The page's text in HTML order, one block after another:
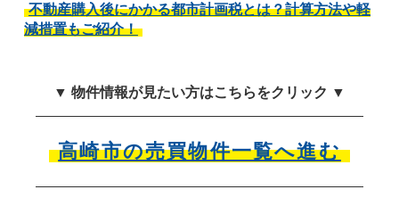
不動産購入後にかかる都市計画税とは？計算方法や軽
減措置もご紹介！
▼ 物件情報が見たい方はこちらをクリック ▼
高崎市の売買物件一覧へ進む